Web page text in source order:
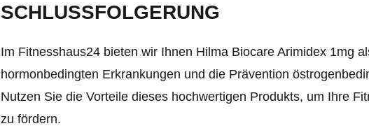
SCHLUSSFOLGERUNG
Im Fitnesshaus24 bieten wir Ihnen Hilma Biocare Arimidex 1mg
hormonbedingten Erkrankungen und die Prävention
Nutzen Sie die Vorteile dieses hochwertigen Produkts, um Ihre
zu fördern.